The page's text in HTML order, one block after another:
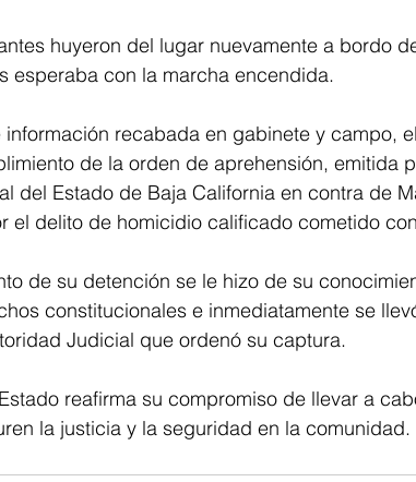
huyeron del lugar nuevamente a bordo
esperaba con la marcha encendida.
información recabada en gabinete y campo,
de la orden de aprehensión, emitida
del Estado de Baja California en contra de
el delito de homicidio calificado cometido
de su detención se le hizo de su
constitucionales e inmediatamente se
Judicial que ordenó su captura.
reafirma su compromiso de llevar a
la justicia y la seguridad en la comunidad.